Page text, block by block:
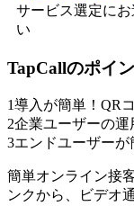
サービス選定に
い
TapCallのポイ
1導入が簡単！QR
2企業ユーザーの
3エンドユーザー
簡単オンライン接
ンクから、ビデオ